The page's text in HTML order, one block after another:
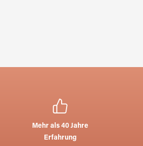
Mehr als 40 Jahre
Erfahrung